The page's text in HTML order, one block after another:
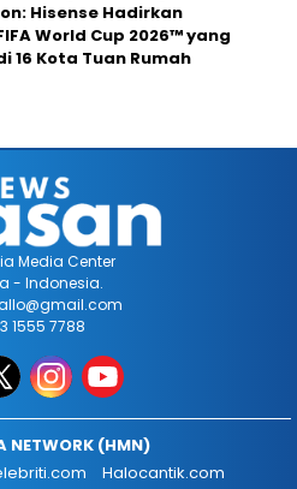
Hisense Hadirkan
World Cup 2026™ yang
16 Kota Tuan Rumah
Media Center
- Indonesia.
1555 7788
NETWORK (HMN)
Halocantik.com